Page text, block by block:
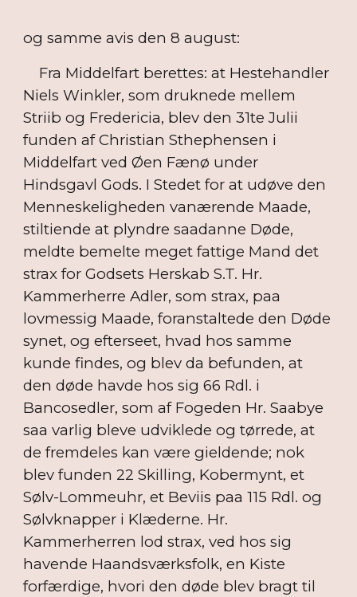
og samme avis den 8 august:
Fra Middelfart berettes: at Hestehandler
Niels Winkler, som druknede mellem
Striib og Fredericia, blev den 31te Julii
funden af Christian Sthephensen i
Middelfart ved Øen Fænø under
Hindsgavl Gods. I Stedet for at udøve den
Menneskeligheden vanærende Maade,
stiltiende at plyndre saadanne Døde,
meldte bemelte meget fattige Mand det
strax for Godsets Herskab S.T. Hr.
Kammerherre Adler, som strax, paa
lovmessig Maade, foranstaltede den Døde
synet, og efterseet, hvad hos samme
kunde findes, og blev da befunden, at
den døde havde hos sig 66 Rdl. i
Bancosedler, som af Fogeden Hr. Saabye
saa varlig bleve udviklede og tørrede, at
de fremdeles kan være gieldende; nok
blev funden 22 Skilling, Kobermynt, et
Sølv-Lommeuhr, et Beviis paa 115 Rdl. og
Sølvknapper i Klæderne. Hr.
Kammerherren lod strax, ved hos sig
havende Haandsværksfolk, en Kiste
forfærdige, hvori den døde blev bragt til